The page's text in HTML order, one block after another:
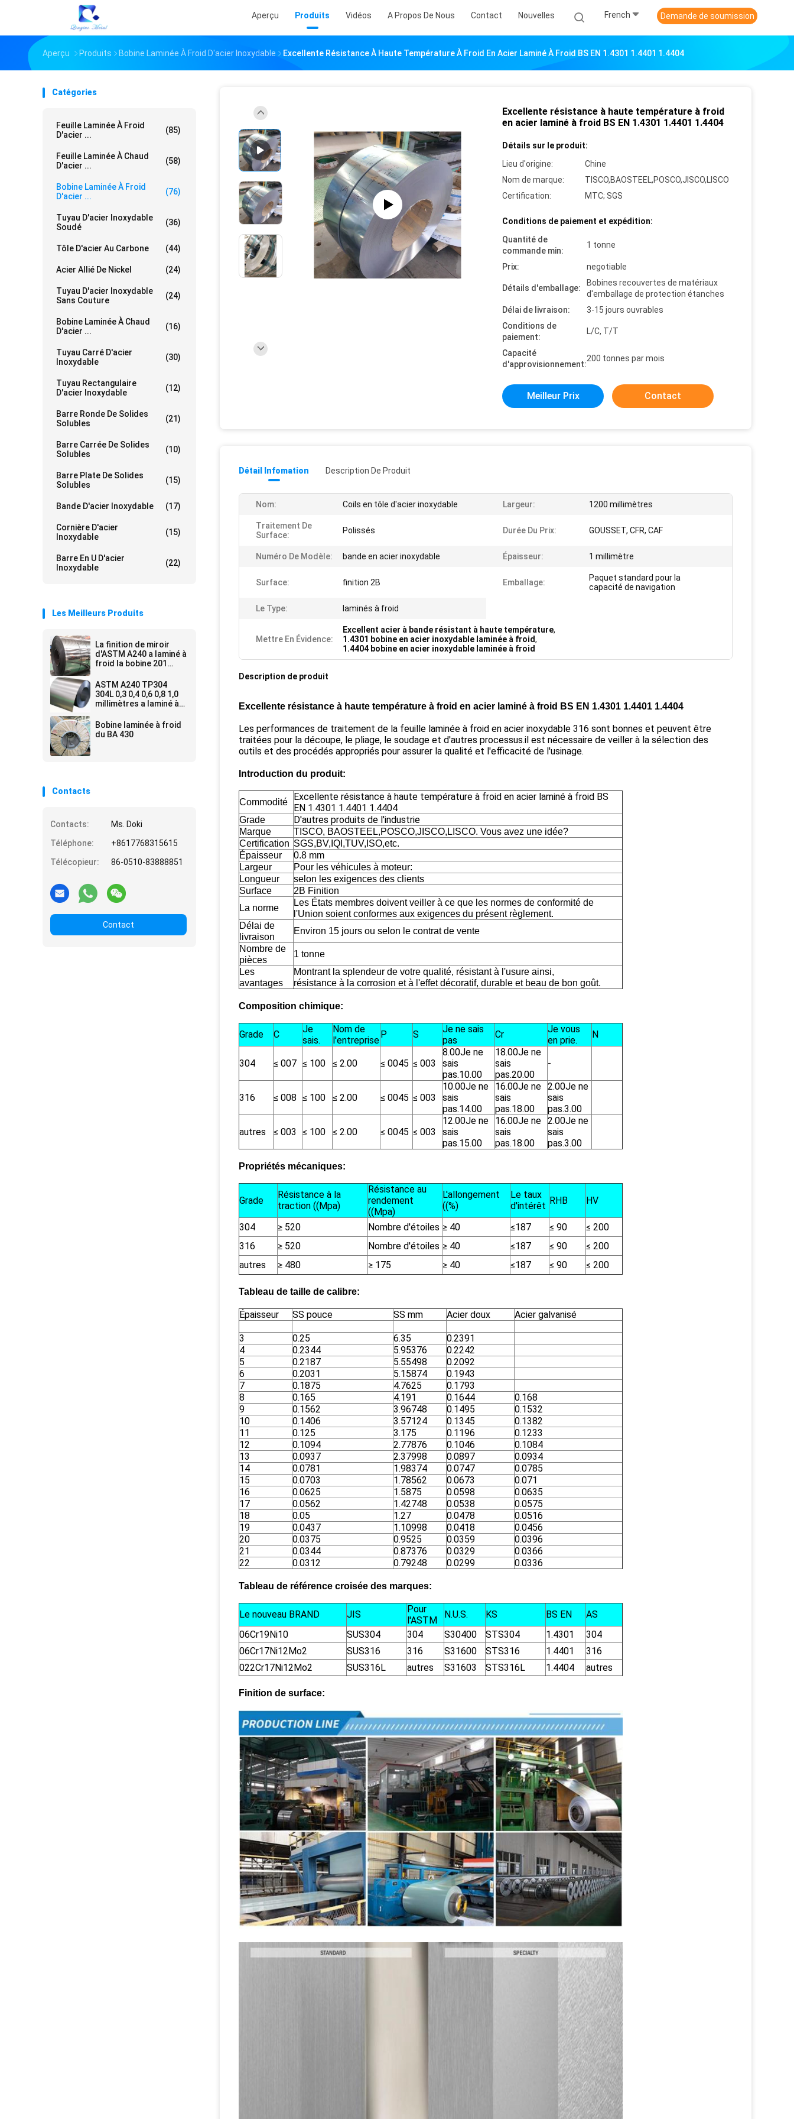
Aperçu Produits Vidéos A Propos De Nous Contact Nouvelles French Demande de soumission
Aperçu Produits Bobine Laminée À Froid D'acier Inoxydable Excellente Résistance À Haute Température À Froid En Acier Laminé À Froid BS EN 1.4301 1.4401 1.4404
Catégories
Feuille Laminée À Froid
D'acier ...
(85)
Feuille Laminée À Chaud
D'acier ...
(58)
Bobine Laminée À Froid
D'acier ...
(76)
Tuyau D'acier Inoxydable
Soudé
(36)
Tôle D'acier Au Carbone (44)
Acier Allié De Nickel (24)
Tuyau D'acier Inoxydable
Sans Couture
(24)
Bobine Laminée À Chaud
D'acier ...
(16)
Tuyau Carré D'acier
Inoxydable
(30)
Tuyau Rectangulaire
D'acier Inoxydable
(12)
Barre Ronde De Solides
Solubles
(21)
Barre Carrée De Solides
Solubles
(10)
Barre Plate De Solides
Solubles
(15)
Bande D'acier Inoxydable (17)
Cornière D'acier
Inoxydable
(15)
Barre En U D'acier
Inoxydable
(22)
Les Meilleurs Produits
La finition de miroir
d'ASTM A240 a laminé à
froid la bobine 201
d'acier inoxydable
ASTM A240 TP304
304L 0,3 0,4 0,6 0,8 1,0
millimètres a laminé à
inoxydable
Bobine laminée à froid
du BA 430
Contacts
Contacts:
Ms. Doki
Téléphone:
+8617768315615
Télécopieur:
86-0510-83888851
Contact
Excellente résistance à haute température à froid
en acier laminé à froid BS EN 1.4301 1.4401 1.4404
Détails sur le produit:
Lieu d'origine:
Chine
Nom de marque:
TISCO,BAOSTEEL,POSCO,JISCO,LISCO
Certification:
MTC; SGS
Conditions de paiement et expédition:
Quantité de
commande min:
1 tonne
Prix: negotiable
Détails d'emballage:
Bobines recouvertes de matériaux
d'emballage de protection étanches
Délai de livraison:
3-15 jours ouvrables
Conditions de
paiement:
L/C, T/T
Capacité
d'approvisionnement:
200 tonnes par mois
Meilleur Prix Contact
Détail Infomation Description De Produit
Nom: Coils en tôle d'acier inoxydable Largeur: 1200 millimètres
Traitement De
Surface:
Polissés Durée Du Prix: GOUSSET, CFR, CAF
Numéro De Modèle: bande en acier inoxydable Épaisseur: 1 millimètre
Surface: finition 2B Emballage:
Paquet standard pour la
capacité de navigation
Le Type: laminés à froid
Mettre En Évidence:
Excellent acier à bande résistant à haute température,
1.4301 bobine en acier inoxydable laminée à froid,
1.4404 bobine en acier inoxydable laminée à froid
Description de produit
Excellente résistance à haute température à froid en acier laminé à froid BS EN 1.4301 1.4401 1.4404
Les performances de traitement de la feuille laminée à froid en acier inoxydable 316 sont bonnes et peuvent être
traitées pour la découpe, le pliage, le soudage et d'autres processus.il est nécessaire de veiller à la sélection des
outils et des procédés appropriés pour assurer la qualité et l'efficacité de l'usinage.
Introduction du produit:
Commodité
Excellente résistance à haute température à froid en acier laminé à froid BS
EN 1.4301 1.4401 1.4404
Grade D'autres produits de l'industrie
Marque
TISCO, BAOSTEEL,POSCO,JISCO,LISCO. Vous avez une idée?
Certification SGS,BV,IQI,TUV,ISO,etc.
Épaisseur
0.8 mm
Largeur
Pour les véhicules à moteur:
Longueur
selon les exigences des clients
Surface
2B Finition
La norme
Les États membres doivent veiller à ce que les normes de conformité de
l'Union soient conformes aux exigences du présent règlement.
Délai de
livraison
Environ 15 jours ou selon le contrat de vente
Nombre de
pièces
1 tonne
Les
avantages
Montrant la splendeur de votre qualité, résistant à l'usure ainsi,
résistance à la corrosion et à l'effet décoratif, durable et beau de bon goût.
Composition chimique:
Grade C
Je
sais.
Nom de
l'entreprise
P S
Je ne sais
pas
Cr
Je vous
en prie.
N
304 ≤ 007 ≤ 100 ≤ 2.00 ≤ 0045 ≤ 003
8.00Je ne
sais
pas.10.00
18.00Je ne
sais
pas.20.00
-
316 ≤ 008 ≤ 100 ≤ 2.00 ≤ 0045 ≤ 003
10.00Je ne
sais
pas.14.00
16.00Je ne
sais
pas.18.00
2.00Je ne
sais
pas.3.00
autres ≤ 003 ≤ 100 ≤ 2.00 ≤ 0045 ≤ 003
12.00Je ne
sais
pas.15.00
16.00Je ne
sais
pas.18.00
2.00Je ne
sais
pas.3.00
Propriétés mécaniques:
Grade
Résistance à la
traction ((Mpa)
Résistance au
rendement
((Mpa)
L'allongement
((%)
Le taux
d'intérêt RHB HV
304 ≥ 520 Nombre d'étoiles ≥ 40 ≤187 ≤ 90
≤ 200
316
≥ 520 Nombre d'étoiles ≥ 40 ≤187 ≤ 90
≤ 200
autres
≥ 480 ≥ 175 ≥ 40 ≤187 ≤ 90 ≤ 200
Tableau de taille de calibre:
Épaisseur SS pouce SS mm Acier doux Acier galvanisé
3 0.25 6.35
0.2391
4
0.2344 5.95376
0.2242
5
0.2187 5.55498
0.2092
6
0.2031 5.15874
0.1943
7
0.1875 4.7625
0.1793
8
0.165 4.191 0.1644
0.168
9
0.1562 3.96748 0.1495
0.1532
10
0.1406 3.57124 0.1345
0.1382
11
0.125 3.175 0.1196
0.1233
12
0.1094 2.77876 0.1046
0.1084
13
0.0937 2.37998 0.0897
0.0934
14
0.0781 1.98374 0.0747
0.0785
15
0.0703 1.78562 0.0673
0.071
16
0.0625 1.5875 0.0598
0.0635
17
0.0562 1.42748 0.0538
0.0575
18
0.05 1.27 0.0478
0.0516
19
0.0437 1.10998 0.0418
0.0456
20
0.0375 0.9525 0.0359
0.0396
21
0.0344 0.87376 0.0329
0.0366
22
0.0312 0.79248 0.0299 0.0336
Tableau de référence croisée des marques:
Le nouveau BRAND JIS
Pour
l'ASTM
N.U.S. KS BS EN
AS
06Cr19Ni10
SUS304 304 S30400 STS304 1.4301
304
06Cr17Ni12Mo2
SUS316 316 S31600 STS316 1.4401
316
022Cr17Ni12Mo2
SUS316L autres S31603 STS316L 1.4404 autres
Finition de surface: